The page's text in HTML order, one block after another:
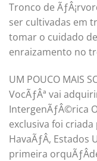
Tronco de
ser cultivadas em
tomar o cuidado
enraizamento no
UM POUCO MAIS
VocÃƒÂª vai
IntergenÃƒÂ©rica
exclusiva foi
HavaÃƒÂ­, Estados
primeira